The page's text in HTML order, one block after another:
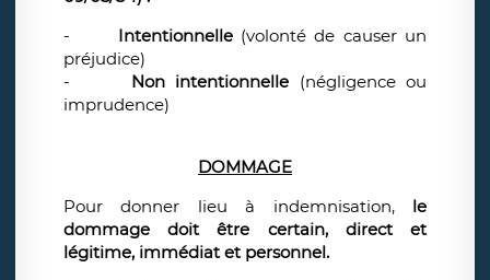
- Intentionnelle(volonté de causer un
préjudice)
- Non intentionnelle (négligence ou
imprudence)
DOMMAGE
Pour donner lieu à indemnisation, le
dommage doit être certain, direct et
légitime, immédiat et personnel.